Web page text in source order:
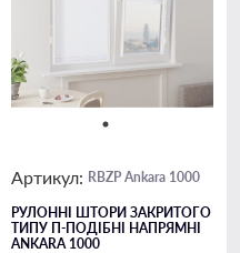
Артикул: RBZP Ankara 1000
РУЛОННІ ШТОРИ ЗАКРИТОГО
ТИПУ П-ПОДIБНІ НАПРЯМНІ
ANKARA 1000